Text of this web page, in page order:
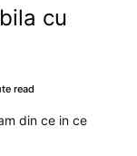
cu
read
din ce in ce